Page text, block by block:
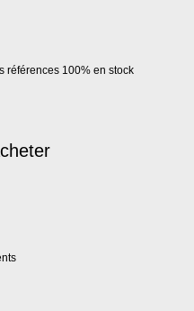
références 100% en stock